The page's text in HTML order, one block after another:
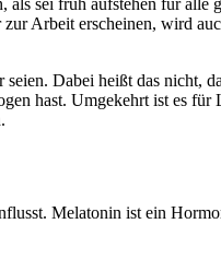
sei früh aufstehen für alle
Arbeit erscheinen, wird
Dabei heißt das nicht,
hast. Umgekehrt ist es
Melatonin ist ein